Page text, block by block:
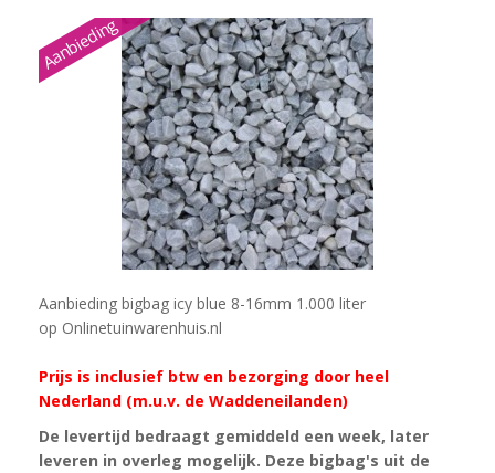
Aanbieding
Aanbieding bigbag icy blue 8-16mm 1.000 liter
op Onlinetuinwarenhuis.nl
Prijs is inclusief btw en bezorging door heel
Nederland (m.u.v. de Waddeneilanden)
De levertijd bedraagt gemiddeld een week, later
leveren in overleg mogelijk. Deze bigbag's uit de